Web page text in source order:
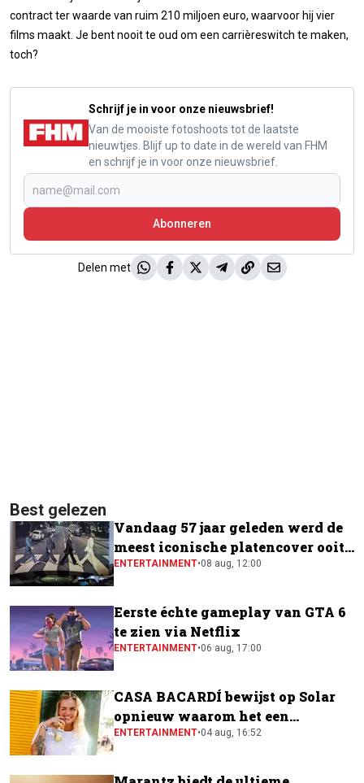
contract ter waarde van ruim 210 miljoen euro, waarvoor hij vier
films maakt. Je bent nooit te oud om een carrièreswitch te maken,
toch?
Schrijf je in voor onze nieuwsbrief!
Van de mooiste fotoshoots tot de laatste
nieuwtjes. Blijf up to date in de wereld van FHM
en schrijf je in voor onze nieuwsbrief.
Abonneren
Delen met
Best gelezen
Vandaag 57 jaar geleden werd de
meest iconische platencover ooit
gemaakt
ENTERTAINMENT•08 aug, 12:00
Eerste échte gameplay van GTA 6
te zien via Netflix
ENTERTAINMENT•06 aug, 17:00
CASA BACARDÍ bewijst op Solar
opnieuw waarom het een
festivalfavoriet is
ENTERTAINMENT•04 aug, 16:52